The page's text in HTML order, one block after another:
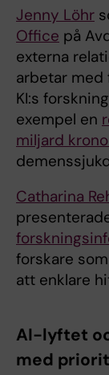
Jenny Löhr
Office på
externa
arbetar med
KI:s
exempel en
miljard
Catharina
forskare
att enklare
AI-lyftet
med